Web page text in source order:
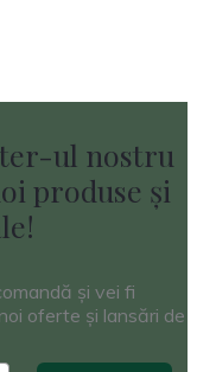
ul nostru
produse și
și vei fi
oferte și lansări de